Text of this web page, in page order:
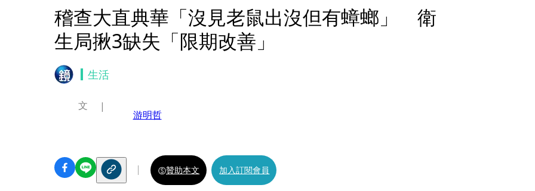
稽查大直典華「沒見老鼠出沒但有蟑螂」 衛
生局揪3缺失「限期改善」
生活
文
游明哲
贊助本文 加入訂閱會員